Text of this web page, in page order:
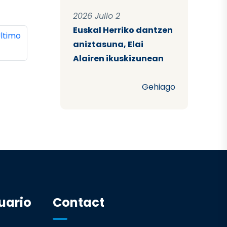
página
2026 Julio 2
Euskal Herriko dantzen
aniztasuna, Elai
Alairen ikuskizunean
Gehiago
Contact